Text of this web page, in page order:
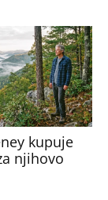
kupuje
njihovo